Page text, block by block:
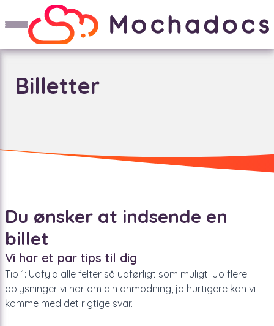
Billetter
Du ønsker at indsende en
billet
Vi har et par tips til dig
Tip 1: Udfyld alle felter så udførligt som muligt. Jo flere
oplysninger vi har om din anmodning, jo hurtigere kan vi
komme med det rigtige svar.